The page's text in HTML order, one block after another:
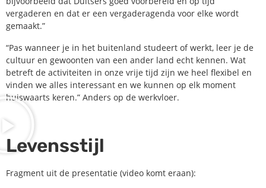
vergaderen en dat er een vergaderagenda voor elke wordt
gemaakt.”
“Pas wanneer je in het buitenland studeert of werkt, leer je de
cultuur en gewoonten van een ander land echt kennen. Wat
betreft de activiteiten in onze vrije tijd zijn we heel flexibel en
vinden we alles interessant en we kunnen op elk moment
huiswaarts keren.” Anders op de werkvloer.
Levensstijl
Fragment uit de presentatie (video komt eraan):